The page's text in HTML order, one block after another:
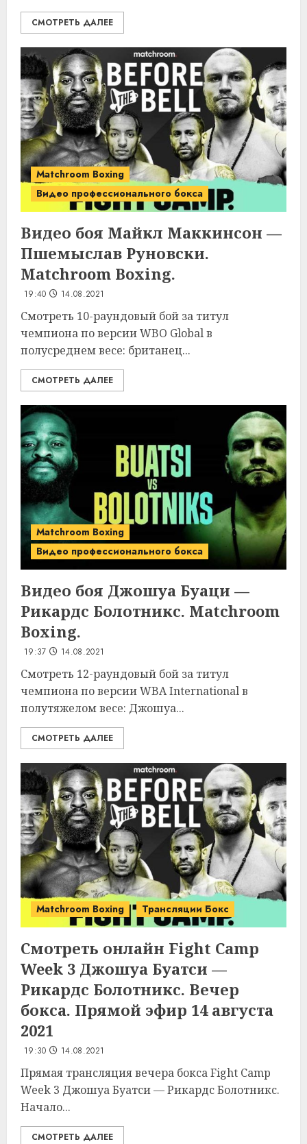
СМОТРЕТЬ ДАЛЕЕ
Matchroom Boxing
Видео профессионального бокса
Видео боя Майкл Маккинсон —
Пшемыслав Руновски.
Matchroom Boxing.
19:40 14.08.2021
Смотреть 10-раундовый бой за титул
чемпиона по версии WBO Global в
полусреднем весе: британец...
СМОТРЕТЬ ДАЛЕЕ
Matchroom Boxing
Видео профессионального бокса
Видео боя Джошуа Буаци —
Рикардс Болотникс. Matchroom
Boxing.
19:37 14.08.2021
Смотреть 12-раундовый бой за титул
чемпиона по версии WBA International в
полутяжелом весе: Джошуа...
СМОТРЕТЬ ДАЛЕЕ
Matchroom Boxing Трансляции Бокс
Смотреть онлайн Fight Camp
Week 3 Джошуа Буатси —
Рикардс Болотникс. Вечер
бокса. Прямой эфир 14 августа
2021
19:30 14.08.2021
Прямая трансляция вечера бокса Fight Camp
Week 3 Джошуа Буатси — Рикардс Болотникс.
Начало...
СМОТРЕТЬ ДАЛЕЕ